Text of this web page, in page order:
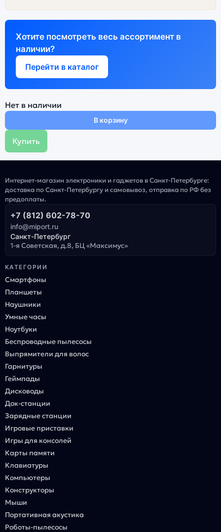
Хотите посмотреть весь ассортимент в
наличии?
Перейти в каталог
Нет в наличии
В корзину
Купить
Интернет-магазин электроники и гаджетов в Санкт-Петербурге:
доставка по Санкт-Петербургу и самовывоз, отправка по РФ без
предоплаты.
+7 (812) 602-78-70
info@miport.ru
Санкт-Петербург
1-я Советская, д.8, БЦ «Максимус»
КАТЕГОРИИ
Смартфоны
Планшеты
Наушники
Умные часы
Ноутбуки
Беспроводные пылесосы
Выпрямители для волос
Гарнитуры
Геймпады
Дисководы
Док-станции
Зарядные станции
Игровые приставки
Игры для консолей
Карты памяти
Клавиатуры
Компьютеры
Конструкторы
Мыши
Портативная акустика
Роботы-пылесосы